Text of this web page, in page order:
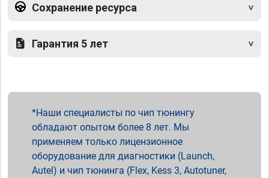
Сохранение ресурса
Гарантия 5 лет
Наши специалисты по чип тюнингу
обладают опытом более 8 лет. Мы
применяем только лицензионное
оборудование для диагностики (Launch,
Autel) и чип тюнинга (Flex, Kess 3, Autotuner,